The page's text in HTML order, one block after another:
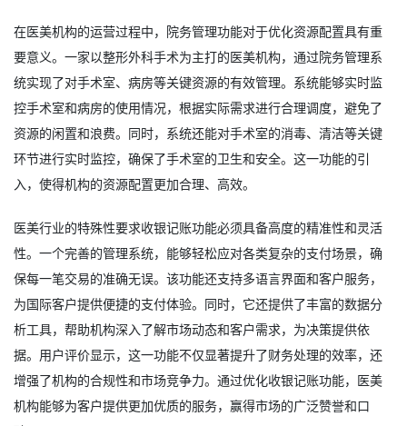
在医美机构的运营过程中，院务管理功能对于优化资源配置具有重
要意义。一家以整形外科手术为主打的医美机构，通过院务管理系
统实现了对手术室、病房等关键资源的有效管理。系统能够实时监
控手术室和病房的使用情况，根据实际需求进行合理调度，避免了
资源的闲置和浪费。同时，系统还能对手术室的消毒、清洁等关键
环节进行实时监控，确保了手术室的卫生和安全。这一功能的引
入，使得机构的资源配置更加合理、高效。
医美行业的特殊性要求收银记账功能必须具备高度的精准性和灵活
性。一个完善的管理系统，能够轻松应对各类复杂的支付场景，确
保每一笔交易的准确无误。该功能还支持多语言界面和客户服务，
为国际客户提供便捷的支付体验。同时，它还提供了丰富的数据分
析工具，帮助机构深入了解市场动态和客户需求，为决策提供依
据。用户评价显示，这一功能不仅显著提升了财务处理的效率，还
增强了机构的合规性和市场竞争力。通过优化收银记账功能，医美
机构能够为客户提供更加优质的服务，赢得市场的广泛赞誉和口